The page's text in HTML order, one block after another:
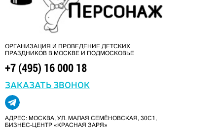
ОРГАНИЗАЦИЯ И ПРОВЕДЕНИЕ ДЕТСКИХ
ПРАЗДНИКОВ В МОСКВЕ И ПОДМОСКОВЬЕ
+7 (495) 16 000 18
ЗАКАЗАТЬ ЗВОНОК
АДРЕС: МОСКВА, УЛ. МАЛАЯ СЕМЁНОВСКАЯ, 30С1,
БИЗНЕС-ЦЕНТР «КРАСНАЯ ЗАРЯ»